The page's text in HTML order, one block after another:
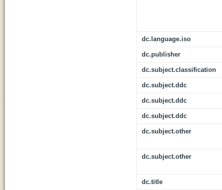
dc.language.iso
dc.publisher
dc.subject.classification
dc.subject.ddc
dc.subject.ddc
dc.subject.ddc
dc.subject.other
dc.subject.other
dc.title